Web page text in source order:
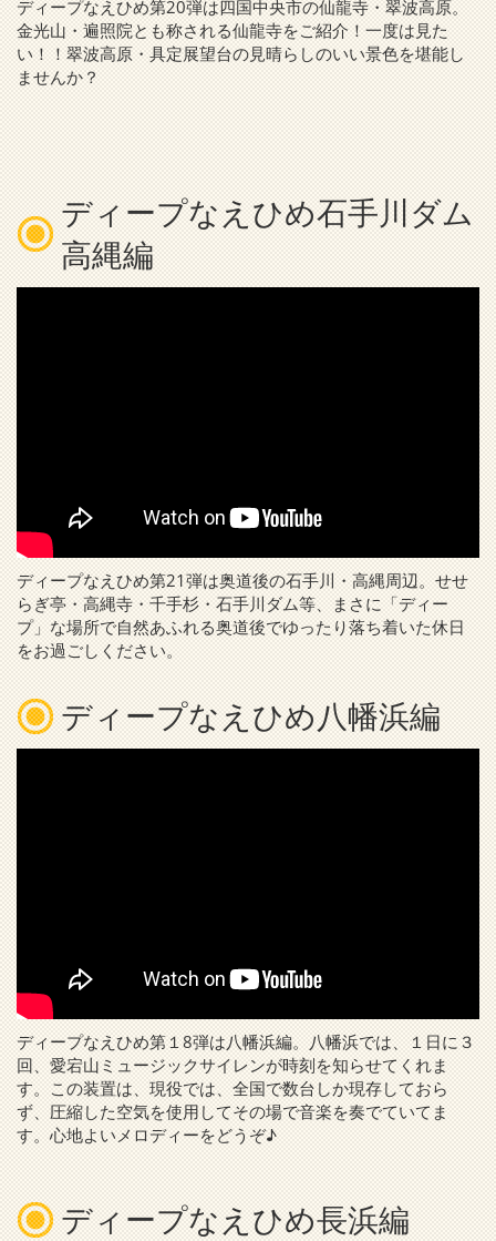
ディープなえひめ第20弾は四国中央市の仙龍寺・翠波高原。
金光山・遍照院とも称される仙龍寺をご紹介！一度は見た
い！！翠波高原・具定展望台の見晴らしのいい景色を堪能し
ませんか？
ディープなえひめ石手川ダム
高縄編
ディープなえひめ第21弾は奥道後の石手川・高縄周辺。せせ
らぎ亭・高縄寺・千手杉・石手川ダム等、まさに「ディー
プ」な場所で自然あふれる奥道後でゆったり落ち着いた休日
をお過ごしください。
ディープなえひめ八幡浜編
ディープなえひめ第１8弾は八幡浜編。八幡浜では、１日に３
回、愛宕山ミュージックサイレンが時刻を知らせてくれま
す。この装置は、現役では、全国で数台しか現存しておら
ず、圧縮した空気を使用してその場で音楽を奏でていてま
す。心地よいメロディーをどうぞ♪
ディープなえひめ長浜編